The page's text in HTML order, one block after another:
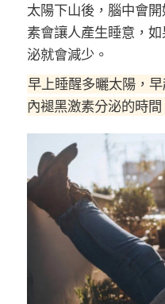
太陽下山後，腦中會
素會讓人產生睡意，
泌就會減少。
早上睡醒多曬太陽，
內褪黑激素分泌的時